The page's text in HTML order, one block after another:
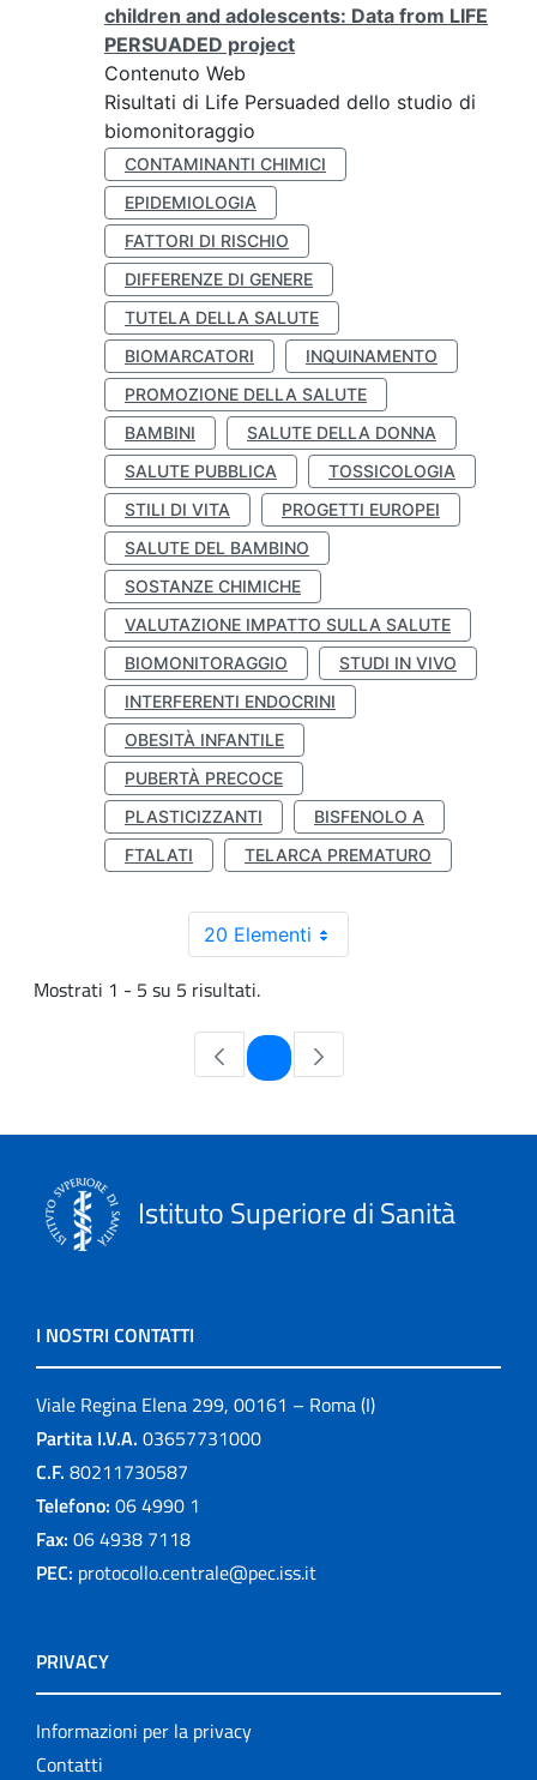
children and adolescents: Data from LIFE
PERSUADED project
Contenuto Web
Risultati di Life Persuaded dello studio di
biomonitoraggio
CONTAMINANTI CHIMICI
EPIDEMIOLOGIA
FATTORI DI RISCHIO
DIFFERENZE DI GENERE
TUTELA DELLA SALUTE
BIOMARCATORI
INQUINAMENTO
PROMOZIONE DELLA SALUTE
BAMBINI
SALUTE DELLA DONNA
SALUTE PUBBLICA
TOSSICOLOGIA
STILI DI VITA
PROGETTI EUROPEI
SALUTE DEL BAMBINO
SOSTANZE CHIMICHE
VALUTAZIONE IMPATTO SULLA SALUTE
BIOMONITORAGGIO
STUDI IN VIVO
INTERFERENTI ENDOCRINI
OBESITÀ INFANTILE
PUBERTÀ PRECOCE
PLASTICIZZANTI
BISFENOLO A
FTALATI
TELARCA PREMATURO
20 Elementi
Mostrati 1 - 5 su 5 risultati.
Pagina
Istituto Superiore di Sanità
I NOSTRI CONTATTI
Viale Regina Elena 299, 00161 – Roma (I)
Partita I.V.A. 03657731000
C.F. 80211730587
Telefono: 06 4990 1
Fax: 06 4938 7118
PEC: protocollo.centrale@pec.iss.it
PRIVACY
Informazioni per la privacy
Contatti